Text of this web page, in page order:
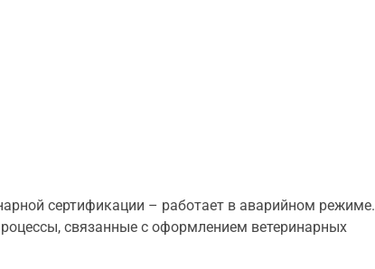
сертификации – работает в аварийном режиме.
связанные с оформлением ветеринарных